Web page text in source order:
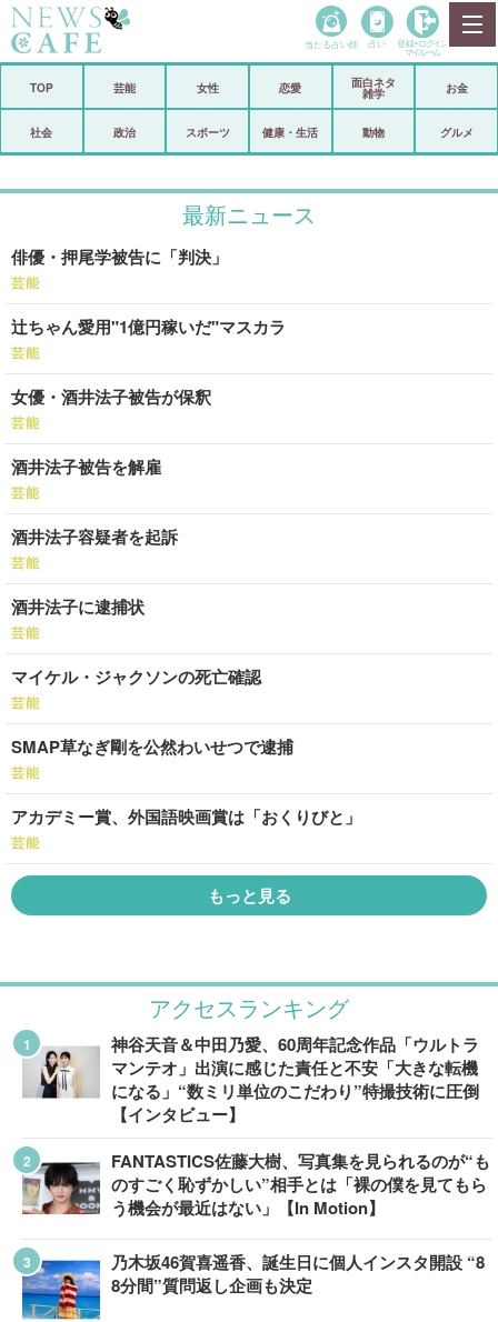
政治
スポーツ
恋愛
コメントポスト アリ／ナシ
当たる占い師 占い 登録• ログイン
マイルーム
TOP 芸能 女性 恋愛
面白ネタ
雑学
お金
社会 政治 スポーツ 健康・生活 動物 グルメ
最新ニュース
俳優・押尾学被告に「判決」
芸能
辻ちゃん愛用"1億円稼いだ"マスカラ
芸能
女優・酒井法子被告が保釈
芸能
酒井法子被告を解雇
芸能
酒井法子容疑者を起訴
芸能
酒井法子に逮捕状
芸能
マイケル・ジャクソンの死亡確認
芸能
SMAP草なぎ剛を公然わいせつで逮捕
芸能
アカデミー賞、外国語映画賞は「おくりびと」
芸能
もっと見る
アクセスランキング
神谷天音＆中田乃愛、60周年記念作品「ウルトラ
マンテオ」出演に感じた責任と不安「大きな転機
になる」“数ミリ単位のこだわり”特撮技術に圧倒
【インタビュー】
FANTASTICS佐藤大樹、写真集を見られるのが“も
のすごく恥ずかしい”相手とは「裸の僕を見てもら
う機会が最近はない」【In Motion】
乃木坂46賀喜遥香、誕生日に個人インスタ開設 “8
8分間”質問返し企画も決定